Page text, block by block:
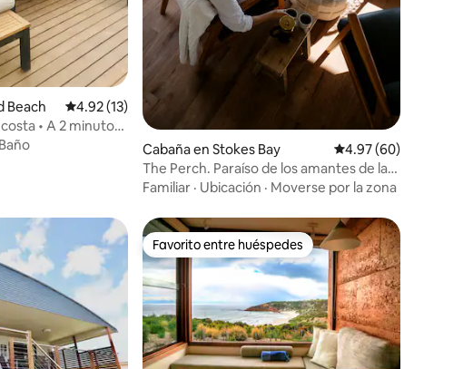
Beach Calificación promedio: 4.92 de 5, 13 reseñas
4.92 (13)
• A 2 minutos
Baño Cabaña en Stokes Bay Calificación
4.97 (60)
The Perch. Paraíso de los amantes de la
naturaleza
Familiar · Ubicación · Moverse por la zona
Favorito entre huéspedes
Favorito entre huéspedes